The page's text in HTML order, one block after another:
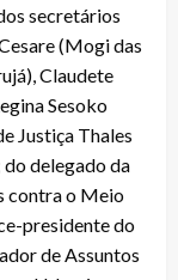
secretários
(Mogi das
Claudete
Sesoko
Justiça Thales
delegado da
contra o Meio
presidente do
de Assuntos